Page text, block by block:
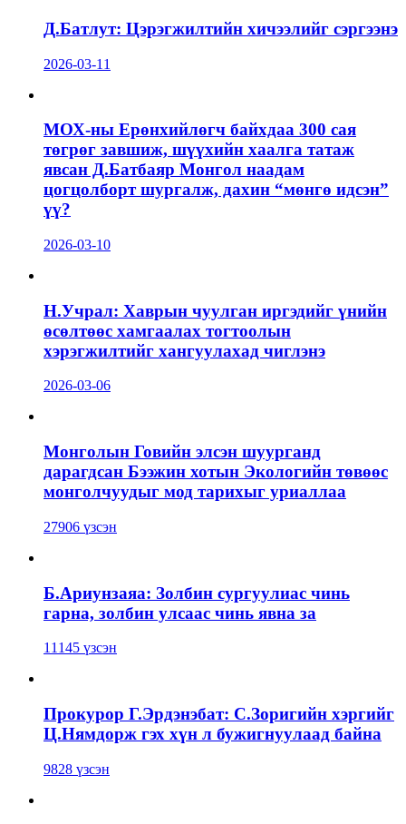
Д.Батлут: Цэрэгжилтийн хичээлийг сэргээнэ
2026-03-11
МОХ-ны Ерөнхийлөгч байхдаа 300 сая
төгрөг завшиж, шүүхийн хаалга татаж
явсан Д.Батбаяр Монгол наадам
цогцолборт шургалж, дахин “мөнгө идсэн”
үү?
2026-03-10
Н.Учрал: Хаврын чуулган иргэдийг үнийн
өсөлтөөс хамгаалах тогтоолын
хэрэгжилтийг хангуулахад чиглэнэ
2026-03-06
Монголын Говийн элсэн шуурганд
дарагдсан Бээжин хотын Экологийн төвөөс
монголчуудыг мод тарихыг уриаллаа
27906 үзсэн
Б.Ариунзаяа: Золбин сургуулиас чинь
гарна, золбин улсаас чинь явна за
11145 үзсэн
Прокурор Г.Эрдэнэбат: С.Зоригийн хэргийг
Ц.Нямдорж гэх хүн л бужигнуулаад байна
9828 үзсэн